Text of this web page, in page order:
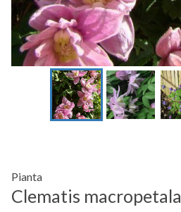
Pianta
Clematis macropetala